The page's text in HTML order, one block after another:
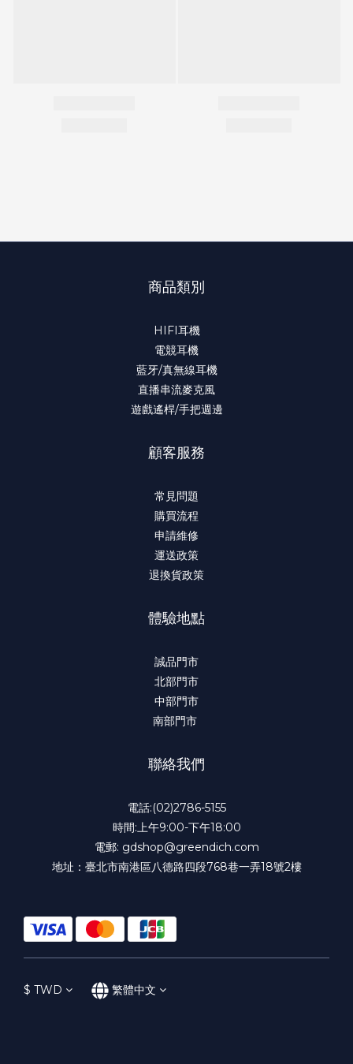
商品類別
HIFI耳機
電競耳機
藍牙/真無線耳機
直播串流麥克風
遊戲遙桿/手把週邊
顧客服務
常見問題
購買流程
申請維修
運送政策
退換貨政策
體驗地點
誠品門市
北部門市
中部門市
南部門市
聯絡我們
電話:(02)2786-5155
時間:上午9:00-下午18:00
電郵: gdshop@greendich.com
地址：臺北市南港區八德路四段768巷一弄18號2樓
$ TWD 繁體中文